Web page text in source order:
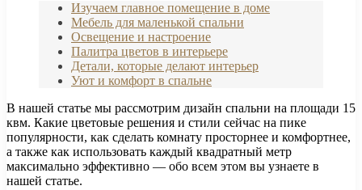
Изучаем главное помещение в доме
Мебель для маленькой спальни
Освещение и настроение
Палитра цветов в интерьере
Детали, которые делают интерьер
Уют и комфорт в спальне
В нашей статье мы рассмотрим дизайн спальни на площади 15
квм. Какие цветовые решения и стили сейчас на пике
популярности, как сделать комнату просторнее и комфортнее,
а также как использовать каждый квадратный метр
максимально эффективно — обо всем этом вы узнаете в
нашей статье.